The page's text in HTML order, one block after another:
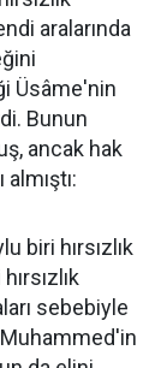
aralarında
Üsâme'nin
Bunun
ancak hak
biri hırsızlık
sebebiyle